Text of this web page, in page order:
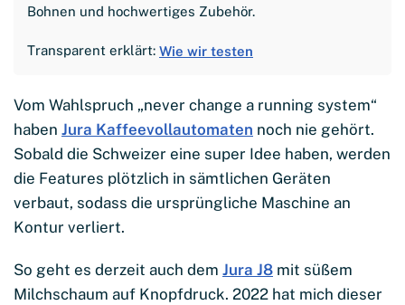
Bohnen und hochwertiges Zubehör.
Transparent erklärt: Wie wir testen
Vom Wahlspruch „never change a running system“
haben Jura Kaffeevollautomaten noch nie gehört.
Sobald die Schweizer eine super Idee haben, werden
die Features plötzlich in sämtlichen Geräten
verbaut, sodass die ursprüngliche Maschine an
Kontur verliert.
So geht es derzeit auch dem Jura J8 mit süßem
Milchschaum auf Knopfdruck. 2022 hat mich dieser